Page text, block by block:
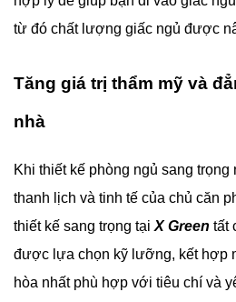
từ đó chất lượng giấc ngủ được
Tăng giá trị thẩm mỹ và
nhà
Khi thiết kế phòng ngủ sang
thanh lịch và tinh tế của chủ căn
thiết kế sang trọng tại X Green tất
được lựa chọn kỹ lưỡng, kết hợp
hòa nhất phù hợp với tiêu chí và